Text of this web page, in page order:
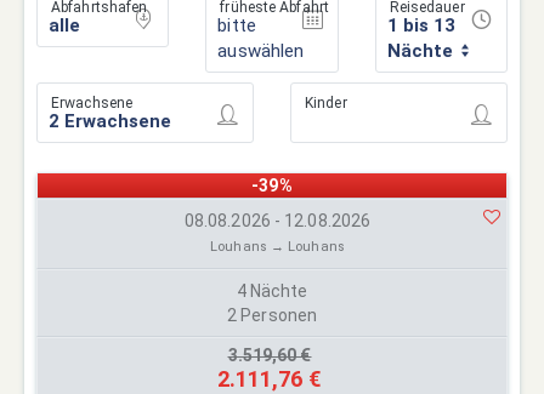
Abfahrtshafen früheste Abfahrt
bitte
auswählen
Reisedauer
1 bis 13
Nächte
Erwachsene Kinder
-39%
08.08.2026 - 12.08.2026
Louhans → Louhans
4 Nächte
2 Personen
3.519,60 €
2.111,76 €